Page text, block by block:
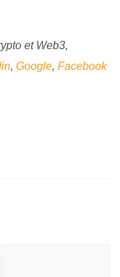
et Web3,
, Google, Facebook